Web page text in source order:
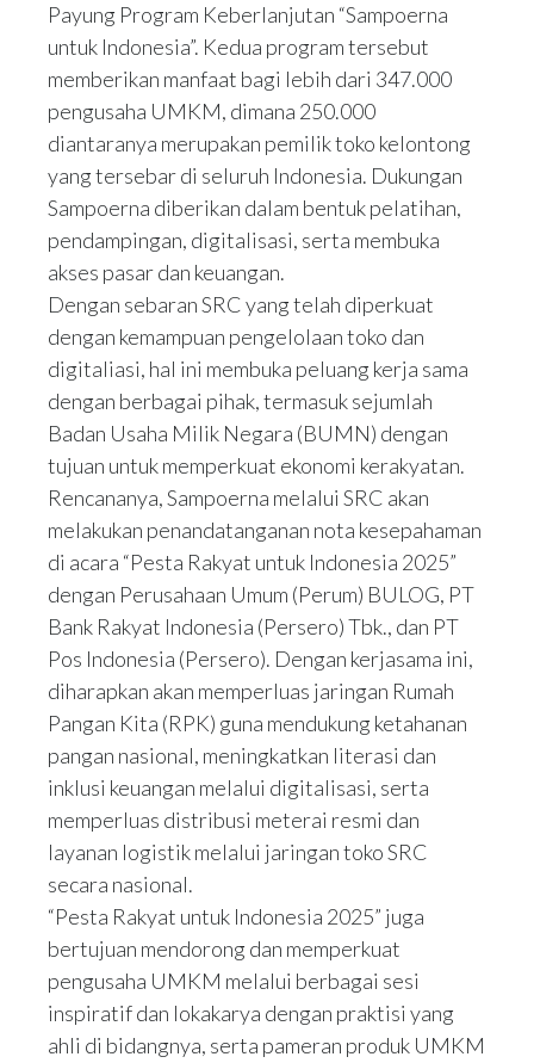
Payung Program Keberlanjutan “Sampoerna
untuk Indonesia”. Kedua program tersebut
memberikan manfaat bagi lebih dari 347.000
pengusaha UMKM, dimana 250.000
diantaranya merupakan pemilik toko kelontong
yang tersebar di seluruh Indonesia. Dukungan
Sampoerna diberikan dalam bentuk pelatihan,
pendampingan, digitalisasi, serta membuka
akses pasar dan keuangan.
Dengan sebaran SRC yang telah diperkuat
dengan kemampuan pengelolaan toko dan
digitaliasi, hal ini membuka peluang kerja sama
dengan berbagai pihak, termasuk sejumlah
Badan Usaha Milik Negara (BUMN) dengan
tujuan untuk memperkuat ekonomi kerakyatan.
Rencananya, Sampoerna melalui SRC akan
melakukan penandatanganan nota kesepahaman
di acara “Pesta Rakyat untuk Indonesia 2025”
dengan Perusahaan Umum (Perum) BULOG, PT
Bank Rakyat Indonesia (Persero) Tbk., dan PT
Pos Indonesia (Persero). Dengan kerjasama ini,
diharapkan akan memperluas jaringan Rumah
Pangan Kita (RPK) guna mendukung ketahanan
pangan nasional, meningkatkan literasi dan
inklusi keuangan melalui digitalisasi, serta
memperluas distribusi meterai resmi dan
layanan logistik melalui jaringan toko SRC
secara nasional.
“Pesta Rakyat untuk Indonesia 2025” juga
bertujuan mendorong dan memperkuat
pengusaha UMKM melalui berbagai sesi
inspiratif dan lokakarya dengan praktisi yang
ahli di bidangnya, serta pameran produk UMKM